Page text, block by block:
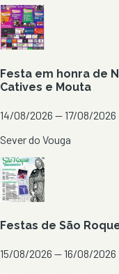
Festa em honra de
Catives e Mouta
14/08/2026 — 17/08/2026
Sever do Vouga
Festas de São
15/08/2026 — 16/08/2026